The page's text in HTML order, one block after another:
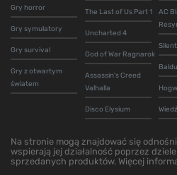
Gry horror
Gry symulatory
Gry survival
Gry z otwartym
światem
The Last of Us Part 1
Uncharted 4
God of War Ragnarok
Assassin's Creed
Valhalla
Disco Elysium
AC
Na stronie mogą znajdować się
wspierają jej działalność poprzez
sprzedanych produktów. Więcej